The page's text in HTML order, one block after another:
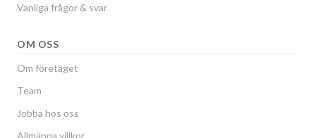
Vanliga frågor & svar
OM OSS
Om företaget
Team
Jobba hos oss
Allmänna villkor